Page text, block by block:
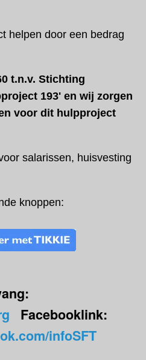
helpen door een bedrag
t.n.v. Stichting
193' en wij zorgen
voor dit hulpproject
salarissen, huisvesting
knoppen:
Facebooklink:
infoSFT